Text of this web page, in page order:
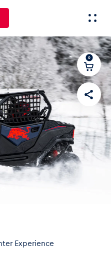
Erlebnisse Seiten
Alle anzeigen
0
Experience